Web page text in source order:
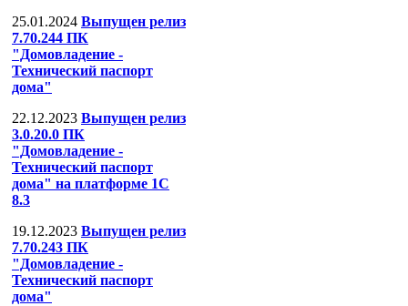
25.01.2024 Выпущен релиз
7.70.244 ПК
"Домовладение -
Технический паспорт
дома"
22.12.2023 Выпущен релиз
3.0.20.0 ПК
"Домовладение -
Технический паспорт
дома" на платформе 1С
8.3
19.12.2023 Выпущен релиз
7.70.243 ПК
"Домовладение -
Технический паспорт
дома"